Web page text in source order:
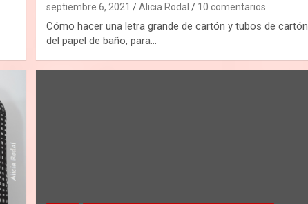
septiembre 6, 2021 Alicia Rodal 10 comentarios
Cómo hacer una letra grande de cartón y tubos de cartón
del papel de baño, para…